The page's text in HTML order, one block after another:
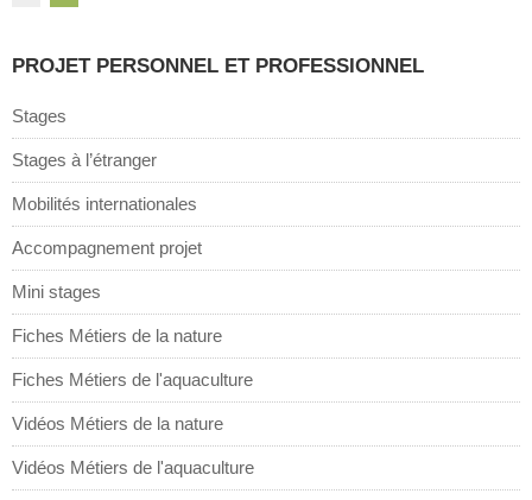
PROJET PERSONNEL ET PROFESSIONNEL
Stages
Stages à l’étranger
Mobilités internationales
Accompagnement projet
Mini stages
Fiches Métiers de la nature
Fiches Métiers de l'aquaculture
Vidéos Métiers de la nature
Vidéos Métiers de l'aquaculture